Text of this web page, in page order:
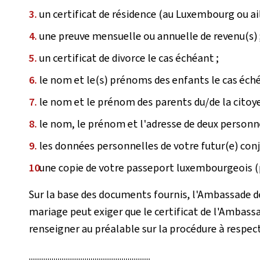
un certificat de résidence (au Luxembourg ou
une preuve mensuelle ou annuelle de revenu(s)
un certificat de divorce le cas échéant ;
le nom et le(s) prénoms des enfants le cas
le nom et le prénom des parents du/de la
le nom, le prénom et l'adresse de deux
les données personnelles de votre futur(e)
une copie de votre passeport
Sur la base des documents fournis,
mariage peut exiger que le certificat de
renseigner au préalable sur la procédure à
...........................................................